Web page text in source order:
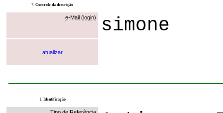
7. Controle da descrição
e-Mail (login) simone
atualizar
1. Identificação